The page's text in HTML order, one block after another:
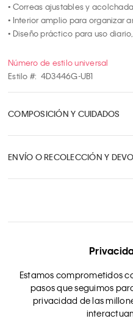
• Correas ajustables y
• Interior amplio para organizar
• Diseño práctico para uso
Número de estilo universal
Estilo #: 4D3446G-UB1
COMPOSICIÓN Y CUIDADOS
ENVÍO O RECOLECCIÓN Y
Estamos comprometidos
pasos que seguimos
privacidad de las